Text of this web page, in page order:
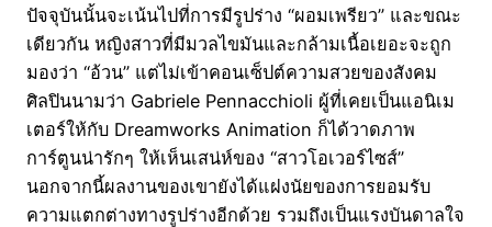
ปัจจุบันนั้นจะเน้นไปที่การมีรูปร่าง “ผอมเพรียว” และขณะ
เดียวกัน หญิงสาวที่มีมวลไขมันและกล้ามเนื้อเยอะจะถูก
มองว่า “อ้วน” แต่ไม่เข้าคอนเซ็ปต์ความสวยของสังคม
ศิลปินนามว่า Gabriele Pennacchioli ผู้ที่เคยเป็นแอนิเม
เตอร์ให้กับ Dreamworks Animation ก็ได้วาดภาพ
การ์ตูนน่ารักๆ ให้เห็นเสน่ห์ของ “สาวโอเวอร์ไซส์”
นอกจากนี้ผลงานของเขายังได้แฝงนัยของการยอมรับ
ความแตกต่างทางรูปร่างอีกด้วย รวมถึงเป็นแรงบันดาลใจ